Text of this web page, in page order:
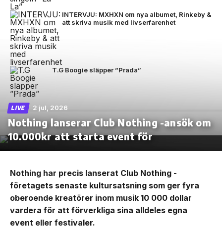
INTERVJU: MXHXN om nya albumet, Rinkeby &
att skriva musik med livserfarenhet
T.G Boogie släpper ”Prada”
LIVE 2 jul, 2026
Nothing lanserar Club Nothing -ansök om
10.000kr att starta event för
Nothing har precis lanserat Club Nothing -
företagets senaste kultursatsning som ger fyra
oberoende kreatörer inom musik 10 000 dollar
vardera för att förverkliga sina alldeles egna
event eller festivaler.